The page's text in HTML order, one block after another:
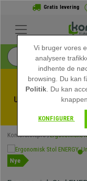
Gratis levering
Udnyt
rabatter i en
Kontorstolepro Ergonomiske
Nye
Vi bruger vores
analysere
indhente de
browsing. Du kan
Politik . Du kan
KONFIGURER